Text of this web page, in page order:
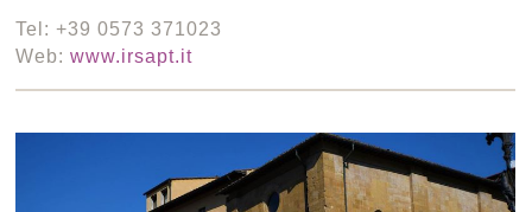
Tel: +39 0573 371023
Web:www.irsapt.it